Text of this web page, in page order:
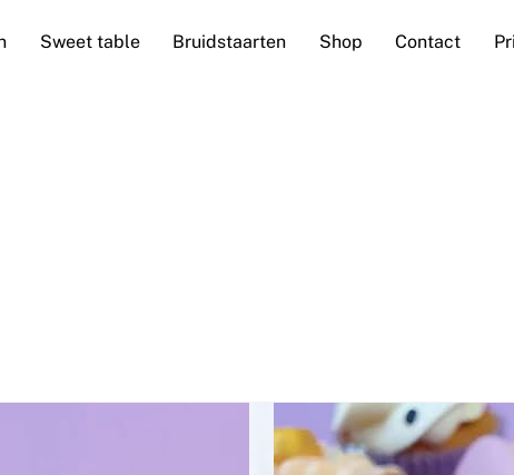
Sweet table Bruidstaarten Shop Contact